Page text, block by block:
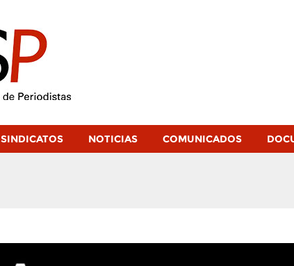
SINDICATOS NOTICIAS COMUNICADOS